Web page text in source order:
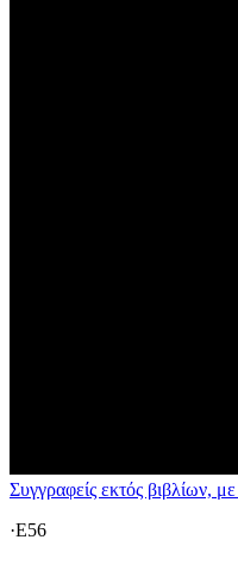
Συγγραφείς εκτός βιβλίων,
·E56